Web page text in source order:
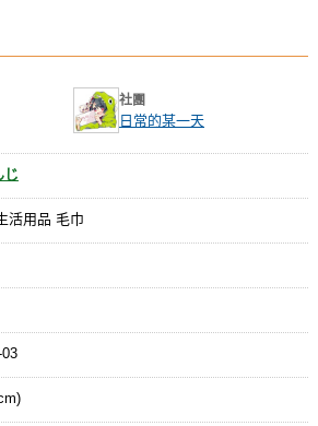
社團
日常的某一天
じ
活用品 毛巾